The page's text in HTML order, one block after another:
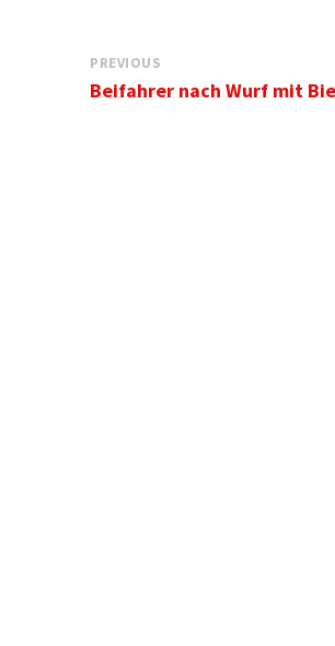
PREVIOUS
Beifahrer nach Wurf mit